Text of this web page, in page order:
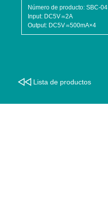
Número de producto SBC-04
Input DC5V
2A
Output DC5V 500mA×4
Lista de productos